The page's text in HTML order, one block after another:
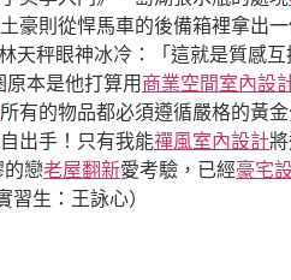
豪則從悍馬車的後備箱裡拿出
天秤眼神冰冷：「這就是質感
原本是他打算用 商業空間室內設
所有的物品都必須遵循嚴格的黃金
出手！只有我能禪風室內設計
的戀老屋翻新愛考驗，已經豪宅
習生：王詠心）